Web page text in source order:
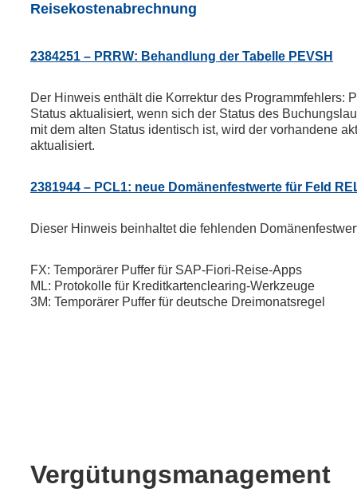
Reisekostenabrechnung
2384251 – PRRW: Behandlung der Tabelle PEVSH
Der Hinweis enthält die Korrektur des Programmfehlers:
Status aktualisiert, wenn sich der Status des
mit dem alten Status identisch ist, wird der vorhandene
aktualisiert.
2381944 – PCL1: neue Domänenfestwerte für Feld
Dieser Hinweis beinhaltet die fehlenden
FX: Temporärer Puffer für SAP-Fiori-Reise-Apps
ML: Protokolle für Kreditkartenclearing-Werkzeuge
3M: Temporärer Puffer für deutsche Dreimonatsregel
Vergütungsmanagement